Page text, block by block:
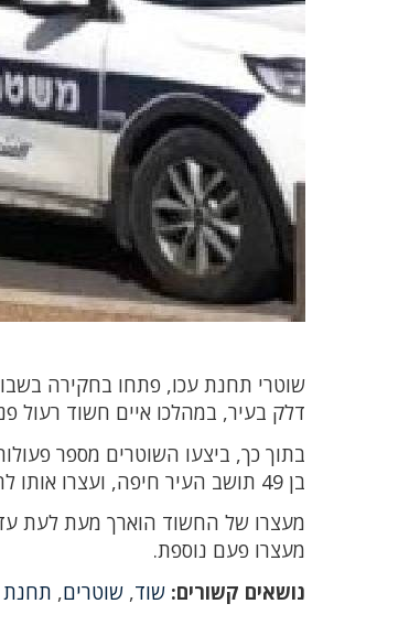
שוטרי תחנת עכו, פתחו בחקירה
דלק בעיר, במהלכו איים חשוד רעול
בתוך כך, ביצעו השוטרים מספר
בן 49 תושב העיר חיפה, ועצרו אותו לחקירה בתחנת המשטרה בגין חשד בביצוע שוד מזוין ובסיומה נכלא.
מעצרו של החשוד הוארך מעת לעת
מעצרו פעם נוספת.
נושאים קשורים:שוד,שוטרים, תחנת